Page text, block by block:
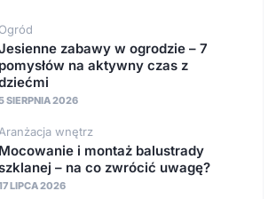
Ogród
zabawy w ogrodzie – 7
pomysłów na aktywny czas z
SIERPNIA 2026
Aranżacja wnętrz
Mocowanie i montaż balustrady
– na co zwrócić uwagę?
LIPCA 2026